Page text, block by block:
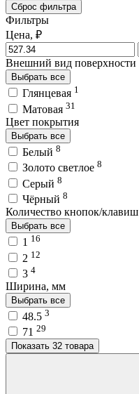
Сброс фильтра
Фильтры
Цена, ₽
Внешний вид поверхности
Выбрать все
Глянцевая 1
Матовая 31
Цвет покрытия
Выбрать все
Белый 8
Золото светлое 8
Серый 8
Чёрный 8
Количество кнопок/клавиш
Выбрать все
1 16
2 12
3 4
Ширина, мм
Выбрать все
48.5 3
71 29
Показать 32 товара